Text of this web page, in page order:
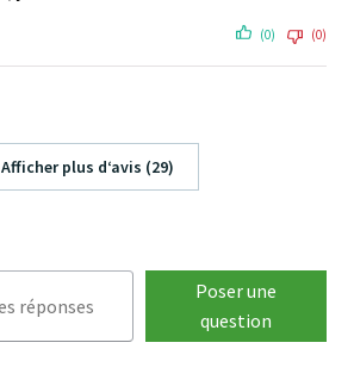
(0) (0)
Afficher plus d‘avis (29)
Poser une
question